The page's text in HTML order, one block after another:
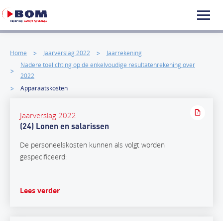
Home Jaarverslag 2022
Jaarrekening
Nadere toelichting op de enkelvoudige resultatenrekening over
2022
Apparaatskosten
Jaarverslag 2022
(24) Lonen en salarissen
De personeelskosten kunnen als volgt worden
gespecificeerd:
Lees verder